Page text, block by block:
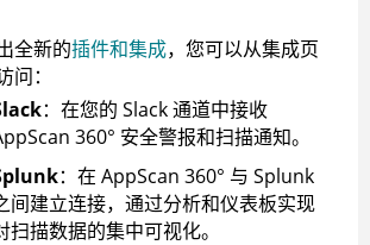
全新的插件和集成，您可以从集成页
问：
：在您的 Slack 通道中接收
360° 安全警报和扫描通知。
：在 AppScan 360° 与 Splunk
间建立连接，通过分析和仪表板实现
扫描数据的集中可视化。